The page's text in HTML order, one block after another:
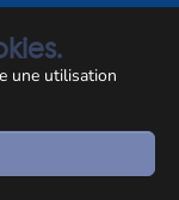
une utilisation